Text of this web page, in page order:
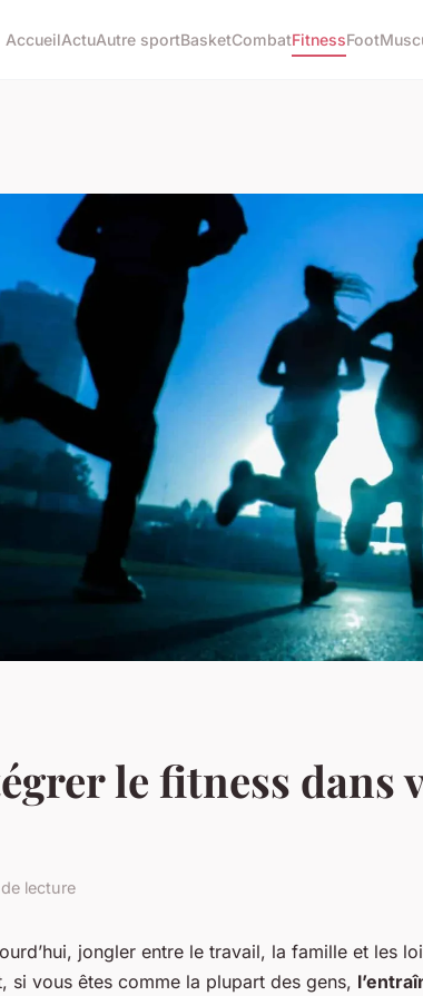
AccueilActuAutre sportBasketCombatFitnessFoot
le fitness dans
lecture
jongler entre le travail, la famille et les
si vous êtes comme la plupart des gens,